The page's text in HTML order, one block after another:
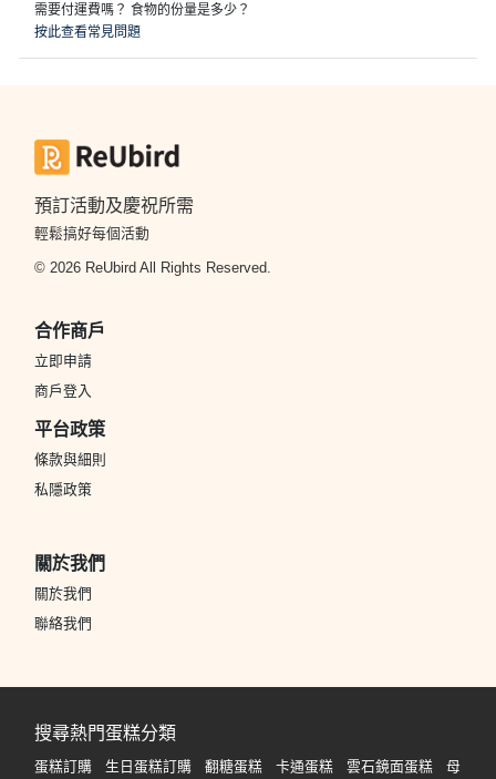
需要付運費嗎？ 食物的份量是多少？
按此查看常見問題
預訂活動及慶祝所需
輕鬆搞好每個活動
© 2026 ReUbird All Rights Reserved.
合作商戶
立即申請
商戶登入
平台政策
條款與細則
私隱政策
關於我們
關於我們
聯絡我們
搜尋熱門蛋糕分類
蛋糕訂購 生日蛋糕訂購 翻糖蛋糕 卡通蛋糕 雲石鏡面蛋糕
母